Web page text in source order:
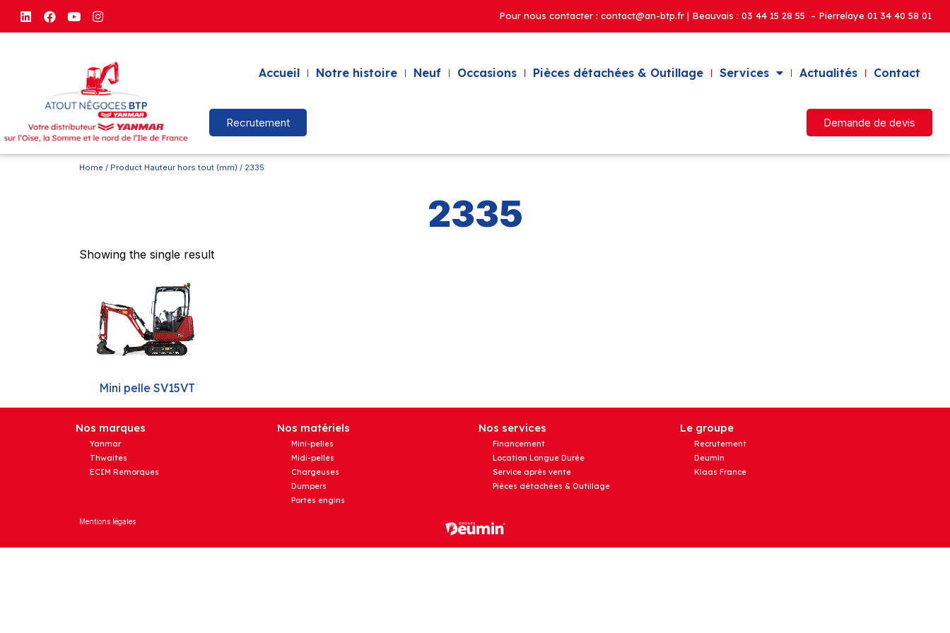
Pour nous contacter : contact@an-btp.fr | Beauvais : 03 44 15 28 55 – Pierrelaye 01 34 40 58 01
Accueil Notre histoire Neuf Occasions Pièces détachées & Outillage Services Actualités Contact
Recrutement Demande de devis
Home / Product Hauteur hors tout (mm) / 2335
2335
Showing the single result
Mini pelle SV15VT
Nos marques
Yanmar
Thwaites
ECIM Remorques
Nos matériels
Mini-pelles
Midi-pelles
Chargeuses
Dumpers
Portes engins
Nos services
Financement
Location Longue Durée
Service après vente
Pièces détachées & Outillage
Le groupe
Recrutement
Deumin
Klaas France
Mentions légales